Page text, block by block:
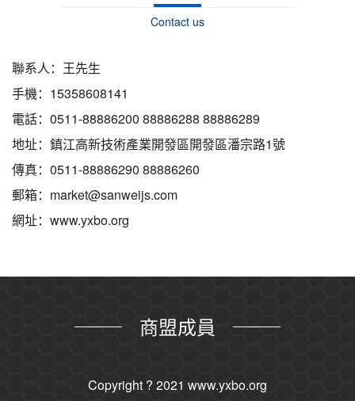
Contact us
聯系人：王先生
手機：15358608141
電話：0511-88886200 88886288 88886289
地址：鎮江高新技術產業開發區開發區潘宗路1號
傳真：0511-88886290 88886260
郵箱：market@sanweijs.com
網址：www.yxbo.org
商盟成員
Copyright ? 2021 www.yxbo.org